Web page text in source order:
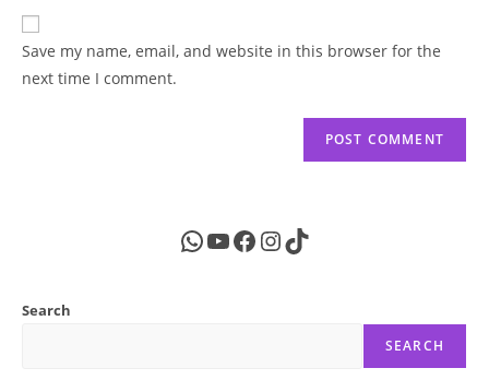
comment
website
URL
(optional)
Save my name, email, and website in this browser for the
next time I comment.
WhatsApp
YouTube
Facebook
Instagram
TikTok
Search
SEARCH